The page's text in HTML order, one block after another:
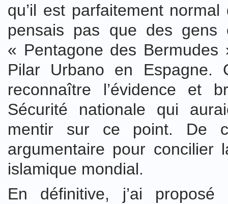
qu’il est parfaitement
pensais pas que des
« Pentagone des
Pilar Urbano en Espagne.
reconnaître l’évidence et
Sécurité nationale qui
mentir sur ce point. De
argumentaire pour
islamique mondial.
En définitive, j’ai